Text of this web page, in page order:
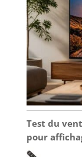
Test du
pour